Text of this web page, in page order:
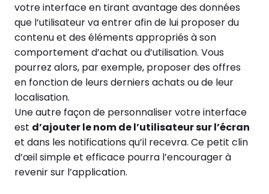
votre interface en tirant avantage des données
que l’utilisateur va entrer afin de lui proposer du
contenu et des éléments appropriés à son
comportement d’achat ou d’utilisation. Vous
pourrez alors, par exemple, proposer des offres
en fonction de leurs derniers achats ou de leur
localisation.
Une autre façon de personnaliser votre interface
est d’ajouter le nom de l’utilisateur sur l’écran
et dans les notifications qu’il recevra. Ce petit clin
d’œil simple et efficace pourra l’encourager à
revenir sur l’application.